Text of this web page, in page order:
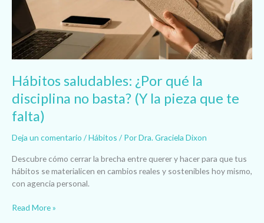
Hábitos saludables: ¿Por qué la
disciplina no basta? (Y la pieza que te
falta)
Deja un comentario /Hábitos / PorDra. Graciela Dixon
Descubre cómo cerrar la brecha entre querer y hacer para que tus
hábitos se materialicen en cambios reales y sostenibles hoy mismo,
con agencia personal.
basta?
la
pieza
te
Read More »